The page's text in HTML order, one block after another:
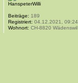
HanspeterWilli
Beiträge: 189
Registriert: 04.12.2021, 09:24
Wohnort: CH-8820 Wädenswil